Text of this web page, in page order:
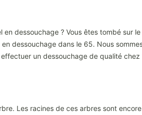
dessouchage ? Vous êtes tombé sur
dessouchage dans le 65. Nous
un dessouchage de qualité chez
Les racines de ces arbres sont